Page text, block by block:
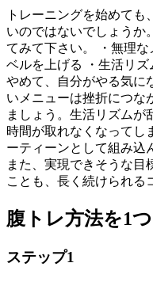
トレーニングを始めて
いのではないでしょうか
てみて下さい。 ・無理
ベルを上げる ・生活リ
やめて、自分がやる気に
いメニューは挫折につな
ましょう。生活リズムが
時間が取れなくなってし
ーティーンとして組み込
また、実現できそうな目
ことも、長く続けられる
腹トレ方法を1
ステップ1